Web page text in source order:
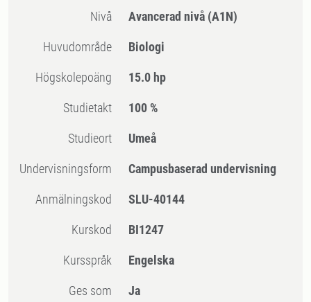
Nivå Avancerad nivå (A1N)
Huvudområde Biologi
högskolepoäng 15.0 hp
Studietakt 100 %
Studieort Umeå
Undervisningsform Campusbaserad undervisning
Anmälningskod SLU-40144
Kurskod BI1247
Kursspråk Engelska
Ges som
Ja